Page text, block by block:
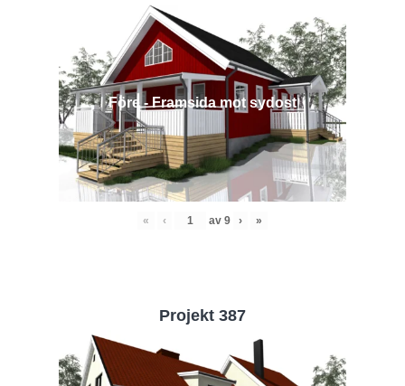
Före - Framsida mot sydost
« ‹ av 9 › »
Projekt 387